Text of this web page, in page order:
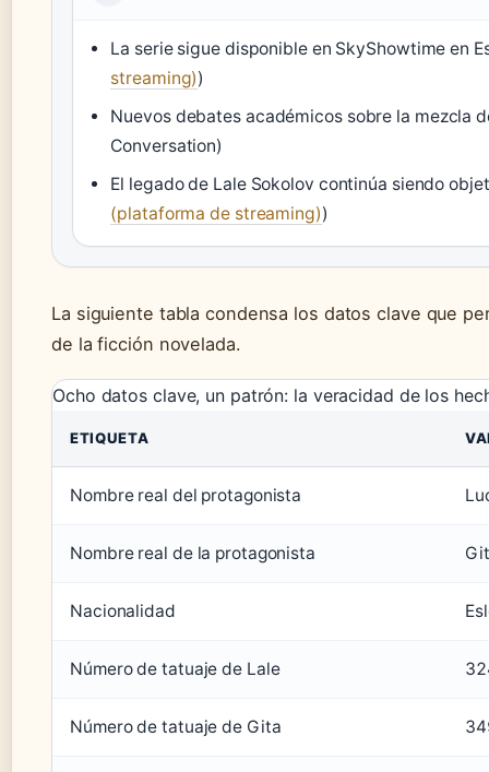
La serie sigue disponible en SkyShowtime en
streaming))
Nuevos debates académicos sobre la mezcla
Conversation)
El legado de Lale Sokolov continúa siendo
(plataforma de streaming))
La siguiente tabla condensa los datos clave que
de la ficción novelada.
Ocho datos clave, un patrón: la veracidad de los
ETIQUETA
Nombre real del protagonista
Nombre real de la protagonista
Nacionalidad
Número de tatuaje de Lale
Número de tatuaje de Gita